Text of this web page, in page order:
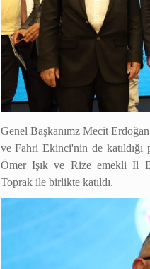
Genel Başkanımz Mecit
ve Fahri Ekinci'nin de katıldığı
Ömer Işık ve Rize emekli İl
Toprak ile birlikte katıldı.